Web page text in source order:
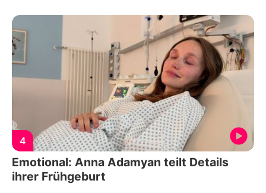
4
Emotional: Anna Adamyan teilt Details
ihrer Frühgeburt